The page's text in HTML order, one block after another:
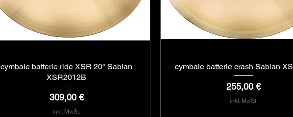
Schnellansicht
cymbale batterie ride XSR 20" Sabian
XSR2012B
Preis
309,00 €
inkl. MwSt.
Schnellansicht
cymbale batterie crash Sabian
Preis
255,00 €
inkl. MwSt.